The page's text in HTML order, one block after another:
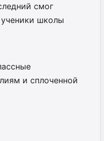
смог
школы
и сплоченной